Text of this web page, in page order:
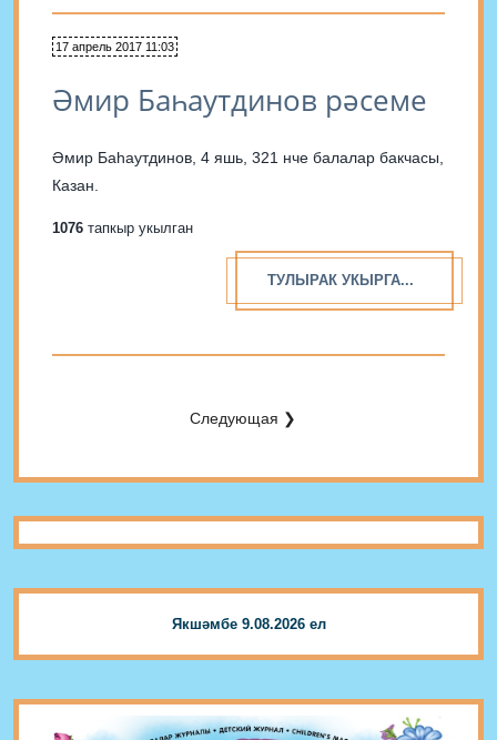
17 апрель 2017 11:03
Әмир Баһаутдинов рәсеме
Әмир Баһаутдинов, 4 яшь, 321 нче балалар бакчасы,
Казан.
1076 тапкыр укылган
ТУЛЫРАК УКЫРГА...
Следующая ❯
Якшәмбе 9.08.2026 ел